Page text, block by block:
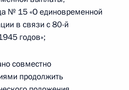
№ 15 «О единовременной
в связи с 80-й
годов»;
совместно
продолжить